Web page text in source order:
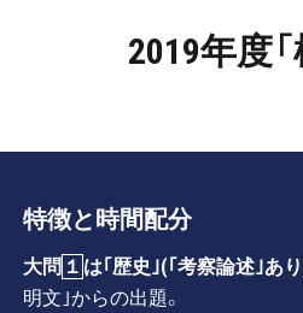
2019年度
特徴と時間配分
大問 １ は｢歴史｣(｢考察論述｣あ
明文｣からの出題。